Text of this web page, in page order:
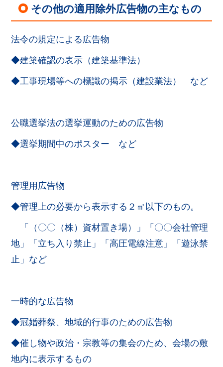
その他の適用除外広告物の主なもの
法令の規定による広告物
◆建築確認の表示（建築基準法）
◆工事現場等への標識の掲示（建設業法） など
公職選挙法の選挙運動のための広告物
◆選挙期間中のポスター など
管理用広告物
◆管理上の必要から表示する２㎡以下のもの。
「（〇〇（株）資材置き場）」「〇〇会社管理
地」「立ち入り禁止」「高圧電線注意」「遊泳禁
止」など
一時的な広告物
◆冠婚葬祭、地域的行事のための広告物
◆催し物や政治・宗教等の集会のため、会場の敷
地内に表示するもの